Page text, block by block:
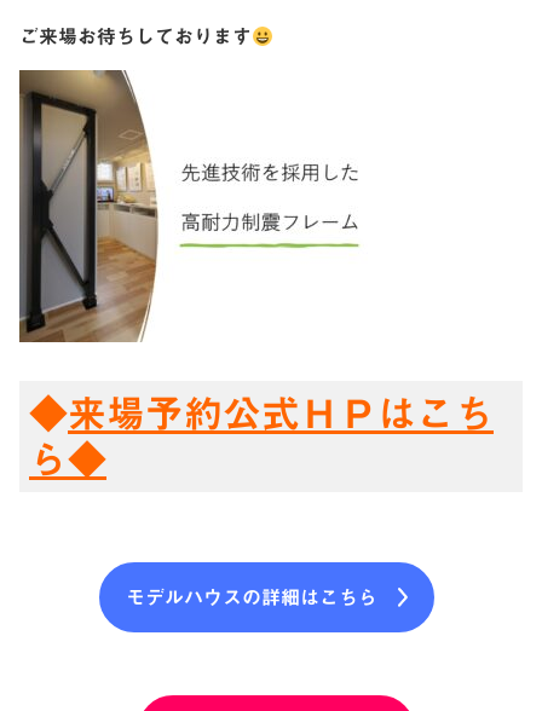
ご来場お待ちしております
◆来場予約公式ＨＰはこち
ら◆
モデルハウスの詳細はこちら